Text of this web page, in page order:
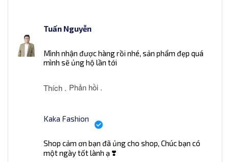
Tuấn Nguyễn
Mình nhận được hàng rồi nhé, sản phẩm đẹp quá
mình sẽ ủng hộ lần tới
Thích . Phản hồi .
Kaka Fashion
Shop cảm ơn bạn đã ủng cho shop, Chúc bạn có
một ngày tốt lành ạ ❣️